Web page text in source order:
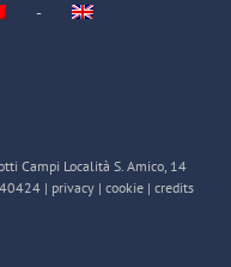
Campi Località S. Amico, 14
| privacy | cookie | credits